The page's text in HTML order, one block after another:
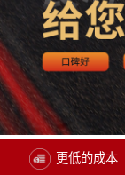
更低的成本